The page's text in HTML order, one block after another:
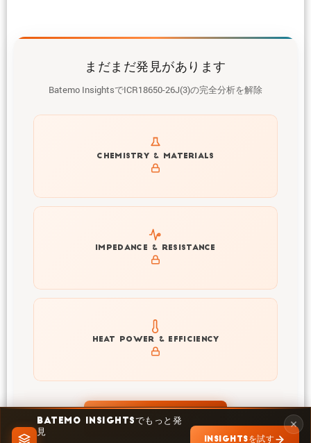
BATEMO INSIGHTSでもっと発
見
INSIGHTSを試す
まだまだ発見があります
Batemo InsightsでICR18650-26J(3)の完全分析を解除
CHEMISTRY & MATERIALS
Get to know active materials for the ICR18650-26J(3)
IMPEDANCE & RESISTANCE
Explore impedance spectrum and DCIR (SOC, T) of
ICR18650-26J(3)
HEAT POWER & EFFICIENCY
Explore heat generation and cell efficiency at different
temperatures and powers of ICR18650-26J(3)
INSIGHTSで探索